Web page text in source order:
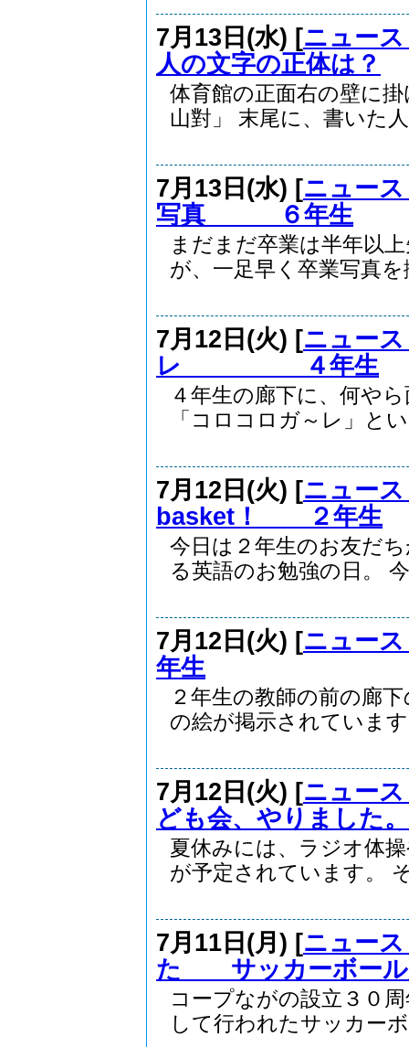
7月13日(水) [ニュー
人の文字の正体は？
体育館の正面右の壁に
山對」 末尾に、書いた
7月13日(水) [ニュー
写真 ６年生
まだまだ卒業は半年以
が、一足早く卒業写真を
7月12日(火) [ニュー
レ ４年生
４年生の廊下に、何や
「コロコロガ～レ」と
7月12日(火) [ニュー
basket！ ２年生
今日は２年生のお友だ
る英語のお勉強の日。
7月12日(火) [ニュー
年生
２年生の教師の前の廊
の絵が掲示されていま
7月12日(火) [ニュー
ども会、やりました。
夏休みには、ラジオ体
が予定されています。
7月11日(月) [ニュー
た サッカーボー
コープながの設立３０
して行われたサッカー